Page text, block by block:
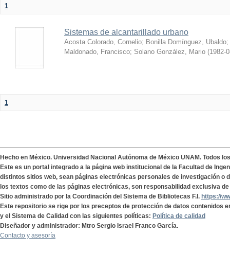
1
Sistemas de alcantarillado urbano
Acosta Colorado, Cornelio; Bonilla Domínguez, Ubaldo;
Maldonado, Francisco; Solano González, Mario (1982-
1
Hecho en México. Universidad Nacional Autónoma de México UNAM. Todos
Este es un portal integrado a la página web institucional de la Facultad de
distintos sitios web, sean páginas electrónicas personales de investigación o
los textos como de las páginas electrónicas, son responsabilidad exclusiva
Sitio administrado por la Coordinación del Sistema de Bibliotecas F.I. https://
Este repositorio se rige por los preceptos de protección de datos contenidos
y el Sistema de Calidad con las siguientes políticas: Política de calidad
Diseñador y administrador: Mtro Sergio Israel Franco García.
Contacto y asesoría